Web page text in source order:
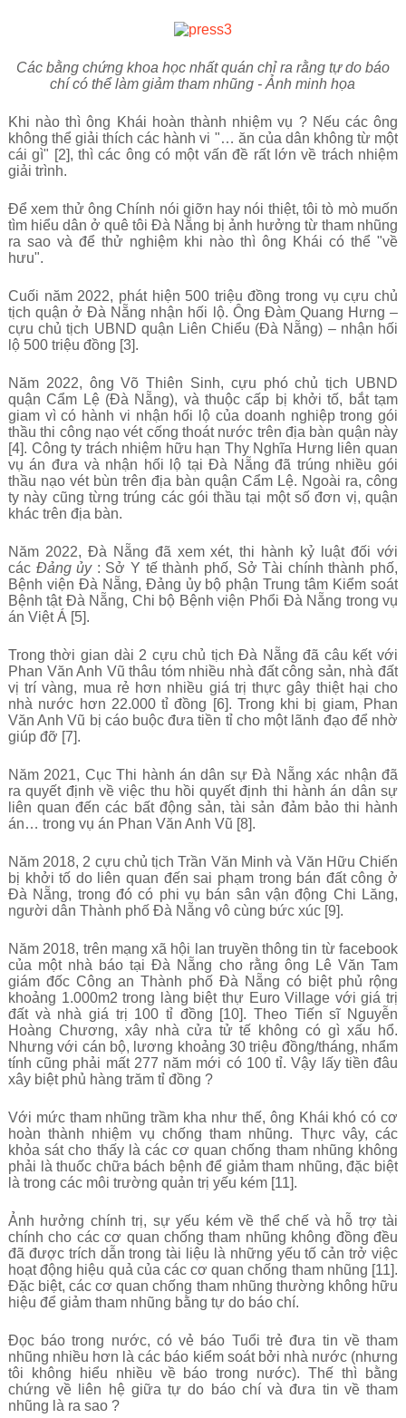
Các bằng chứng khoa học nhất quán chỉ ra rằng tự do báo
chí có thể làm giảm tham nhũng - Ảnh minh họa
Khi nào thì ông Khái hoàn thành nhiệm vụ ? Nếu các ông
không thể giải thích các hành vi "… ăn của dân không từ một
cái gì" [2], thì các ông có một vấn đề rất lớn về trách nhiệm
giải trình.
Để xem thử ông Chính nói giỡn hay nói thiệt, tôi tò mò muốn
tìm hiểu dân ở quê tôi Đà Nẵng bị ảnh hưởng từ tham nhũng
ra sao và để thử nghiệm khi nào thì ông Khái có thể "về
hưu".
Cuối năm 2022, phát hiện 500 triệu đồng trong vụ cựu chủ
tịch quận ở Đà Nẵng nhận hối lộ. Ông Đàm Quang Hưng –
cựu chủ tịch UBND quận Liên Chiểu (Đà Nẵng) – nhận hối
lộ 500 triệu đồng [3].
Năm 2022, ông Võ Thiên Sinh, cựu phó chủ tịch UBND
quận Cẩm Lệ (Đà Nẵng), và thuộc cấp bị khởi tố, bắt tạm
giam vì có hành vi nhận hối lộ của doanh nghiệp trong gói
thầu thi công nạo vét cống thoát nước trên địa bàn quận này
[4]. Công ty trách nhiệm hữu hạn Thy Nghĩa Hưng liên quan
vụ án đưa và nhận hối lộ tại Đà Nẵng đã trúng nhiều gói
thầu nạo vét bùn trên địa bàn quận Cẩm Lệ. Ngoài ra, công
ty này cũng từng trúng các gói thầu tại một số đơn vị, quận
khác trên địa bàn.
Năm 2022, Đà Nẵng đã xem xét, thi hành kỷ luật đối với
các Đảng ủy: Sở Y tế thành phố, Sở Tài chính thành phố,
Bệnh viện Đà Nẵng, Đảng ủy bộ phận Trung tâm Kiểm soát
Bệnh tật Đà Nẵng, Chi bộ Bệnh viện Phổi Đà Nẵng trong vụ
án Việt Á [5].
Trong thời gian dài 2 cựu chủ tịch Đà Nẵng đã câu kết với
Phan Văn Anh Vũ thâu tóm nhiều nhà đất công sản, nhà đất
vị trí vàng, mua rẻ hơn nhiều giá trị thực gây thiệt hại cho
nhà nước hơn 22.000 tỉ đồng [6]. Trong khi bị giam, Phan
Văn Anh Vũ bị cáo buộc đưa tiền tỉ cho một lãnh đạo để nhờ
giúp đỡ [7].
Năm 2021, Cục Thi hành án dân sự Đà Nẵng xác nhận đã
ra quyết định về việc thu hồi quyết định thi hành án dân sự
liên quan đến các bất động sản, tài sản đảm bảo thi hành
án… trong vụ án Phan Văn Anh Vũ [8].
Năm 2018, 2 cựu chủ tịch Trần Văn Minh và Văn Hữu Chiến
bị khởi tố do liên quan đến sai phạm trong bán đất công ở
Đà Nẵng, trong đó có phi vụ bán sân vận động Chi Lăng,
người dân Thành phố Đà Nẵng vô cùng bức xúc [9].
Năm 2018, trên mạng xã hội lan truyền thông tin từ facebook
của một nhà báo tại Đà Nẵng cho rằng ông Lê Văn Tam
giám đốc Công an Thành phố Đà Nẵng có biệt phủ rộng
khoảng 1.000m2 trong làng biệt thự Euro Village với giá trị
đất và nhà giá trị 100 tỉ đồng [10]. Theo Tiến sĩ Nguyễn
Hoàng Chương, xây nhà cửa tử tế không có gì xấu hổ.
Nhưng với cán bộ, lương khoảng 30 triệu đồng/tháng, nhẩm
tính cũng phải mất 277 năm mới có 100 tỉ. Vậy lấy tiền đâu
xây biệt phủ hàng trăm tỉ đồng ?
Với mức tham nhũng trầm kha như thế, ông Khái khó có cơ
hoàn thành nhiệm vụ chống tham nhũng. Thực vây, các
khỏa sát cho thấy là các cơ quan chống tham nhũng không
phải là thuốc chữa bách bệnh để giảm tham nhũng, đặc biệt
là trong các môi trường quản trị yếu kém [11].
Ảnh hưởng chính trị, sự yếu kém về thể chế và hỗ trợ tài
chính cho các cơ quan chống tham nhũng không đồng đều
đã được trích dẫn trong tài liệu là những yếu tố cản trở việc
hoạt động hiệu quả của các cơ quan chống tham nhũng [11].
Đặc biệt, các cơ quan chống tham nhũng thường không hữu
hiệu để giảm tham nhũng bằng tự do báo chí.
Đọc báo trong nước, có vẻ báo Tuổi trẻ đưa tin về tham
nhũng nhiều hơn là các báo kiểm soát bởi nhà nước (nhưng
tôi không hiểu nhiều về báo trong nước). Thế thì bằng
chứng về liên hệ giữa tự do báo chí và đưa tin về tham
nhũng là ra sao ?